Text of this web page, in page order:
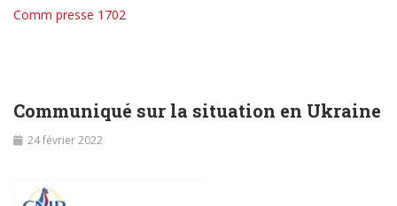
Comm presse 1702
Communiqué sur la situation en Ukraine
24 février 2022